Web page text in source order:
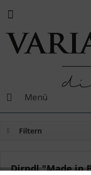
Menü
Filtern
Dirndl "Made in